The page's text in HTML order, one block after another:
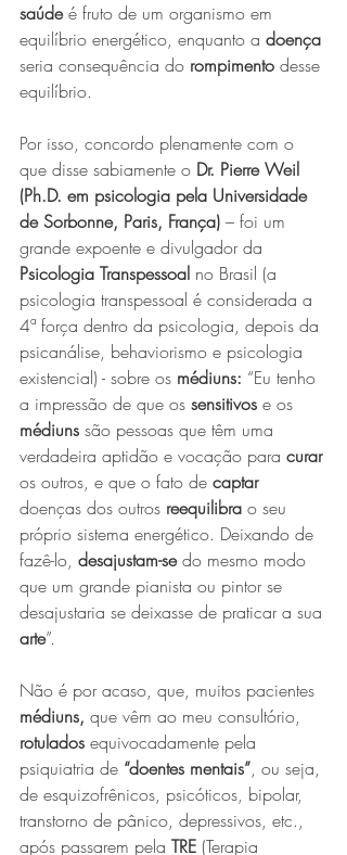
saúde é fruto de um organismo em
equilíbrio energético, enquanto a doença
seria consequência do rompimento desse
equilíbrio.
Por isso, concordo plenamente com o
que disse sabiamente o Dr. Pierre Weil
(Ph.D. em psicologia pela Universidade
de Sorbonne, Paris, França) – foi um
grande expoente e divulgador da
Psicologia Transpessoal no Brasil (a
psicologia transpessoal é considerada a
4ª força dentro da psicologia, depois da
psicanálise, behaviorismo e psicologia
existencial) - sobre os médiuns: “Eu tenho
a impressão de que os sensitivos e os
médiuns são pessoas que têm uma
verdadeira aptidão e vocação para curar
os outros, e que o fato de captar
doenças dos outros reequilibra o seu
próprio sistema energético. Deixando de
fazê-lo, desajustam-se do mesmo modo
que um grande pianista ou pintor se
desajustaria se deixasse de praticar a sua
arte”.
Não é por acaso, que, muitos pacientes
médiuns, que vêm ao meu consultório,
rotulados equivocadamente pela
psiquiatria de “doentes mentais”, ou seja,
de esquizofrênicos, psicóticos, bipolar,
transtorno de pânico, depressivos, etc.,
após passarem pela TRE (Terapia